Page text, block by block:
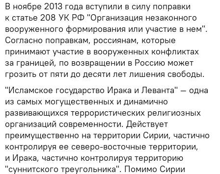
В ноябре 2013 года вступили в силу поправки
к статье 208 УК РФ "Организация незаконного
вооруженного формирования или участие в нем".
Согласно поправкам, россиянам, которые
принимают участие в вооруженных конфликтах
за границей, по возвращении в Россию может
грозить от пяти до десяти лет лишения свободы.
"Исламское государство Ирака и Леванта" — одна
из самых могущественных и динамично
развивающихся террористических религиозных
организаций современности. Действует
преимущественно на территории Сирии, частично
контролируя ее северо-восточные территории,
и Ирака, частично контролируя территорию
"суннитского треугольника". Помимо Сирии